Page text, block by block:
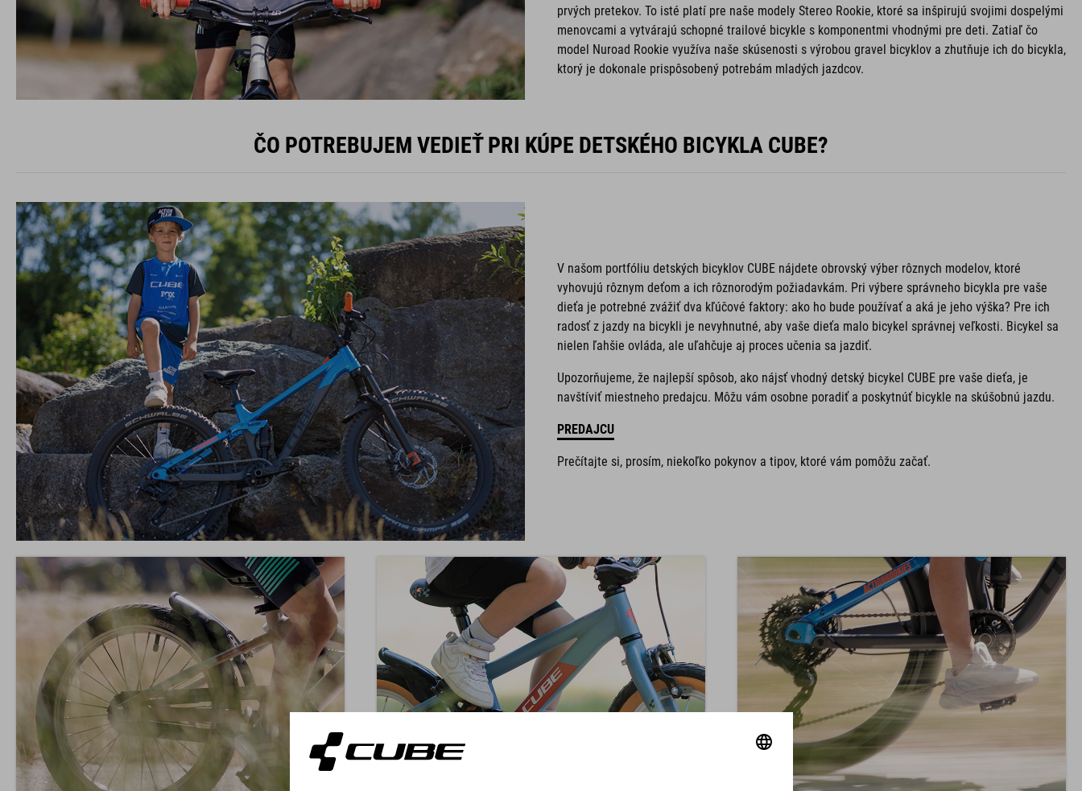
prvých pretekov. To isté platí pre naše modely Stereo Rookie, ktoré sa inšpirujú svojimi dospelými
menovcami a vytvárajú schopné trailové bicykle s komponentmi vhodnými pre deti. Zatiaľ čo
model Nuroad Rookie využíva naše skúsenosti s výrobou gravel bicyklov a zhutňuje ich do bicykla,
ktorý je dokonale prispôsobený potrebám mladých jazdcov.
ČO POTREBUJEM VEDIEŤ PRI KÚPE DETSKÉHO BICYKLA CUBE?
V našom portfóliu detských bicyklov CUBE nájdete obrovský výber rôznych modelov, ktoré
vyhovujú rôznym deťom a ich rôznorodým požiadavkám. Pri výbere správneho bicykla pre vaše
dieťa je potrebné zvážiť dva kľúčové faktory: ako ho bude používať a aká je jeho výška? Pre ich
radosť z jazdy na bicykli je nevyhnutné, aby vaše dieťa malo bicykel správnej veľkosti. Bicykel sa
nielen ľahšie ovláda, ale uľahčuje aj proces učenia sa jazdiť.
Upozorňujeme, že najlepší spôsob, ako nájsť vhodný detský bicykel CUBE pre vaše dieťa, je
navštíviť miestneho predajcu. Môžu vám osobne poradiť a poskytnúť bicykle na skúšobnú jazdu.
PREDAJCU
Prečítajte si, prosím, niekoľko pokynov a tipov, ktoré vám pomôžu začať.